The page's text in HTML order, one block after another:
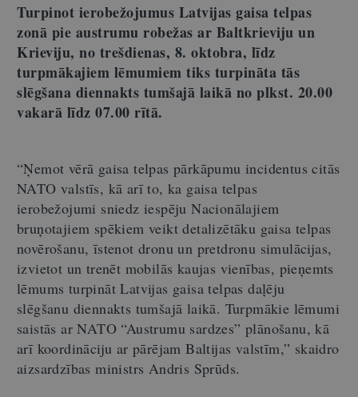
Turpinot ierobežojumus Latvijas gaisa telpas
zonā pie austrumu robežas ar Baltkrieviju un
Krieviju, no trešdienas, 8. oktobra, līdz
turpmākajiem lēmumiem tiks turpināta tās
slēgšana diennakts tumšajā laikā no plkst. 20.00
vakarā līdz 07.00 rītā.
“Ņemot vērā gaisa telpas pārkāpumu incidentus citās
NATO valstīs, kā arī to, ka gaisa telpas
ierobežojumi sniedz iespēju Nacionālajiem
bruņotajiem spēkiem veikt detalizētāku gaisa telpas
novērošanu, īstenot dronu un pretdronu simulācijas,
izvietot un trenēt mobilās kaujas vienības, pieņemts
lēmums turpināt Latvijas gaisa telpas daļēju
slēgšanu diennakts tumšajā laikā. Turpmākie lēmumi
saistās ar NATO “Austrumu sardzes” plānošanu, kā
arī koordināciju ar pārējam Baltijas valstīm,” skaidro
aizsardzības ministrs Andris Sprūds.